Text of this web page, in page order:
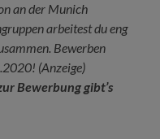
an der Munich
arbeitest du eng
Bewerben
(Anzeige)
Bewerbung gibt’s